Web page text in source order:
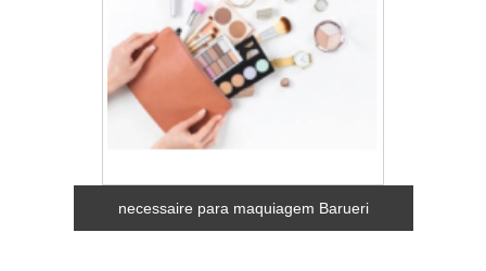
necessaire para maquiagem Barueri